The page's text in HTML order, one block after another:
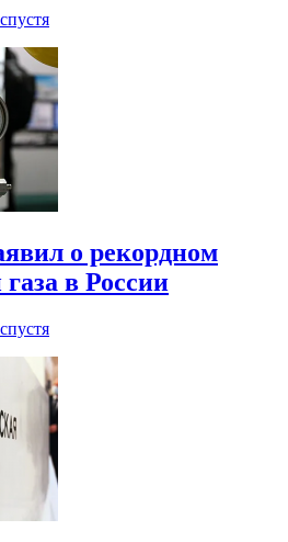
о рекордном
в России